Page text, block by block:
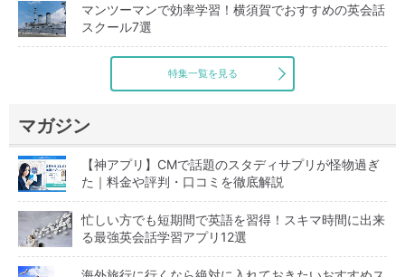
マンツーマンで効率学習！横須賀でおすすめの英会話
スクール7選
特集一覧を見る
マガジン
【神アプリ】CMで話題のスタディサプリが怪物過ぎ
た｜料金や評判・口コミを徹底解説
忙しい方でも短期間で英語を習得！スキマ時間に出来
る最強英会話学習アプリ12選